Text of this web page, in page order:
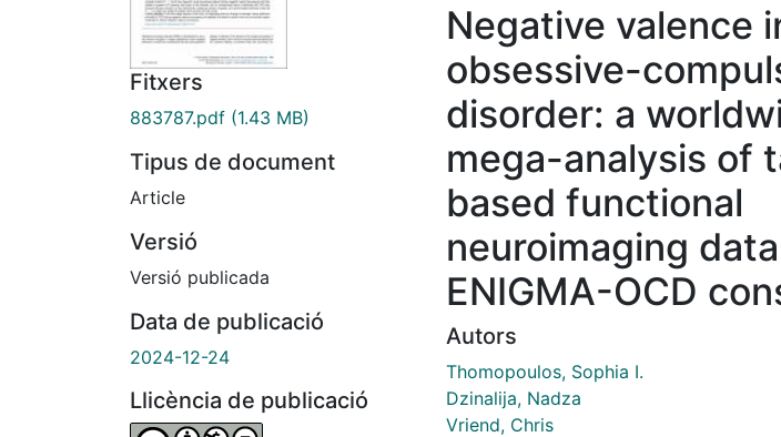
Fitxers
883787.pdf (1.43 MB)
Tipus de document
Article
Versió
Versió publicada
Data de publicació
2024-12-24
Llicència de publicació
Negative valence
obsessive-
disorder: a
mega-analysis of
based functional
neuroimaging
ENIGMA-OCD
Autors
Thomopoulos, Sophia I.
Dzinalija, Nadza
Vriend, Chris